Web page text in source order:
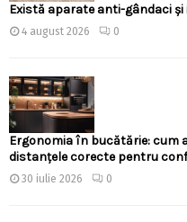
Există aparate anti-gândaci și
4 august 2026 0
Ergonomia în bucătărie: cum
distanțele corecte pentru
30 iulie 2026 0